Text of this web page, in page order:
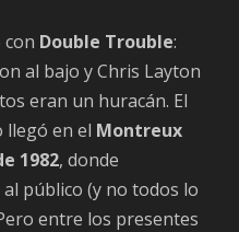
con Double Trouble:
al bajo y Chris Layton
eran un huracán. El
llegó en el Montreux
1982, donde
público (y no todos lo
entre los presentes